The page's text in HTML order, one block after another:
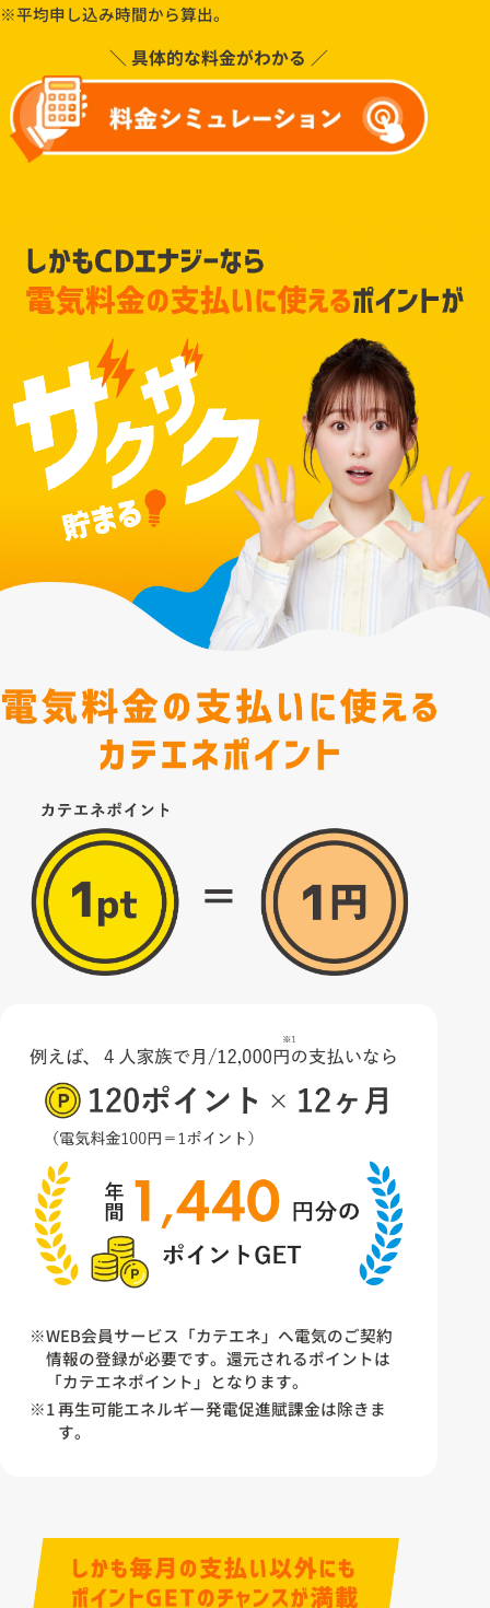
※平均申し込み時間から算出。
＼ 具体的な料金がわかる ／
※WEB会員サービス「カテエネ」へ電気のご契約
情報の登録が必要です。還元されるポイントは
「カテエネポイント」となります。
※1 再生可能エネルギー発電促進賦課金は除きま
す。